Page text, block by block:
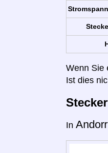
Wenn Sie
Ist dies
In